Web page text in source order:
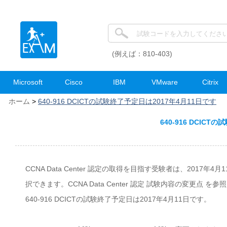
(例えば：810-403)
Microsoft Cisco IBM VMware Citrix
ホーム > 640-916 DCICTの試験終了予定日は2017年4月11日です
640-916 DCICTの
CCNA Data Center 認定の取得を目指す受験者は、2017年4
択できます。CCNA Data Center 認定 試験内容の変更点 を参
640-916 DCICTの試験終了予定日は2017年4月11日です。